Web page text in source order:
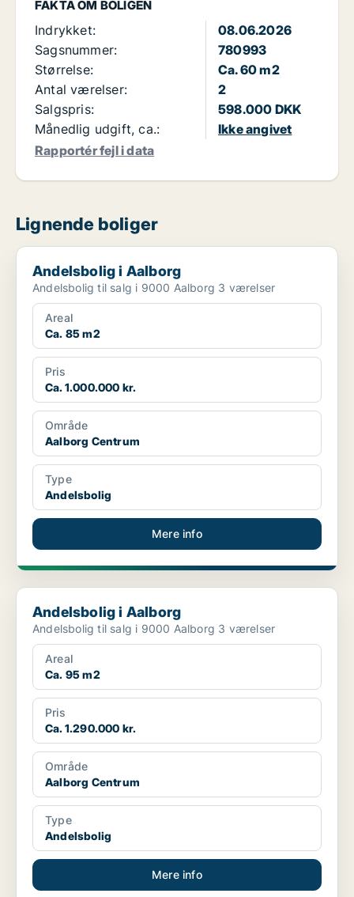
FAKTA OM BOLIGEN
Indrykket:
08.06.2026
Sagsnummer:
780993
Størrelse:
Ca. 60 m2
Antal værelser:
2
Salgspris:
598.000 DKK
Månedlig udgift, ca.:
Ikke angivet
Rapportér fejl i data
Lignende boliger
Andelsbolig i Aalborg
Andelsbolig i Aalborg
Andelsbolig til salg i 9000 Aalborg 3 værelser
Areal
Ca. 85 m2
Pris
Ca. 1.000.000 kr.
Område
Aalborg Centrum
Type
Andelsbolig
Mere info
Andelsbolig i Aalborg
Andelsbolig i Aalborg
Andelsbolig til salg i 9000 Aalborg 3 værelser
Areal
Ca. 95 m2
Pris
Ca. 1.290.000 kr.
Område
Aalborg Centrum
Type
Andelsbolig
Mere info